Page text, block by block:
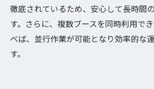
徹底されているため、安心して長時間
す。さらに、複数ブースを同時利用で
べば、並行作業が可能となり効率的な
す。